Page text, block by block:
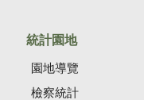
統計園地
園地導覽
檢察統計